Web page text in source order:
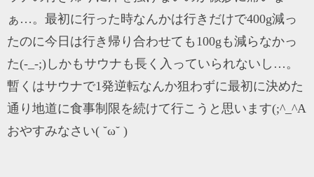
ぁ…。最初に行った時なんかは行きだけで400g減っ
たのに今日は行き帰り合わせても100gも減らなかっ
た(-_-;)しかもサウナも長く入っていられないし…。
暫くはサウナで1発逆転なんか狙わずに最初に決めた
通り地道に食事制限を続けて行こうと思います(;^_^A
おやすみなさい( ˘ω˘ )